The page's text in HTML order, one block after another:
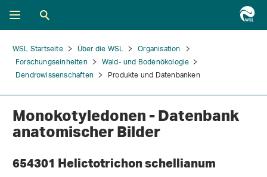
WSL Startseite Über die WSL
Organisation
Forschungseinheiten
Wald- und Bodenökologie
Dendrowissenschaften
Produkte und Datenbanken
Monokotyledonen - Datenbank
anatomischer Bilder
654301 Helictotrichon schellianum